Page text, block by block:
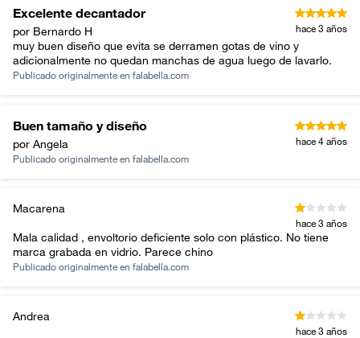
Excelente decantador
por Bernardo H hace 3 años
muy buen diseño que evita se derramen gotas de vino y
adicionalmente no quedan manchas de agua luego de lavarlo.
Publicado originalmente en falabella.com
Buen tamaño y diseño
por Angela
hace 4 años
Publicado originalmente en falabella.com
Macarena
hace 3 años
Mala calidad , envoltorio deficiente solo con plástico. No tiene
marca grabada en vidrio. Parece chino
Publicado originalmente en falabella.com
Andrea
hace 3 años